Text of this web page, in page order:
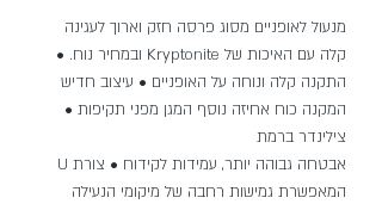
מנעול לאופניים מסוג פרסה חזק וארוך לעגינה
קלה עם האיכות של Kryptonite ובמחיר נוח. •
התקנה קלה ונוחה על האופניים • עיצוב חדיש
המקנה כוח אחיזה נוסף המגן מפני תקיפות •
צילינדר ברמת
אבטחה גבוהה יותר, עמידות לקידוח • צורת U
המאפשרת גמישות רחבה של מיקומי הנעילה